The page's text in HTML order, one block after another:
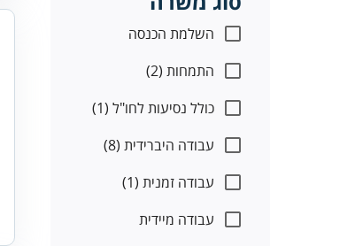
השלמת הכנסה
התמחות (2)
כולל נסיעות לחו"ל (1)
עבודה היברידית (8)
עבודה זמנית (1)
עבודה מיידית